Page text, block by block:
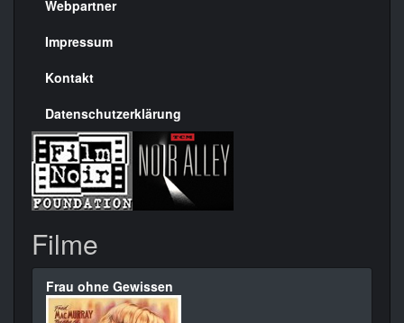
rechte
Seite
Webpartner
Impressum
Kontakt
Datenschutzerklärung
Filme
Frau ohne Gewissen